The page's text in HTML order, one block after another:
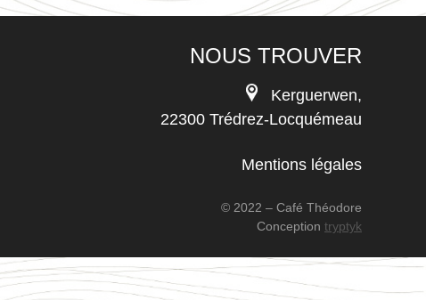
NOUS TROUVER
Kerguerwen,
22300 Trédrez-Locquémeau
Mentions légales
© 2022 – Café Théodore
Conception tryptyk